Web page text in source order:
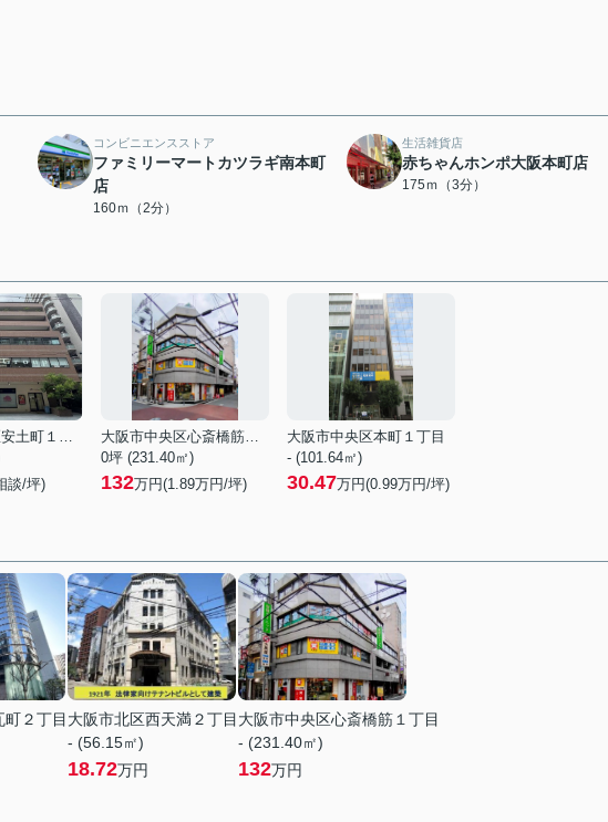
コンビニエンスストア
ファミリーマートカツラギ南本町
店
160ｍ（2分）
生活雑貨店
赤ちゃんホンポ大阪本町店
175ｍ（3分）
大阪市中央区安土町１丁目
談/坪)
大阪市中央区心斎橋筋１丁目
0坪 (231.40㎡)
132万円(1.89万円/坪)
大阪市中央区本町１丁目
- (101.64㎡)
30.47万円(0.99万円/坪)
２丁目 大阪市北区西天満２丁目
- (56.15㎡)
18.72万円
大阪市中央区心斎橋筋１丁目
- (231.40㎡)
132万円